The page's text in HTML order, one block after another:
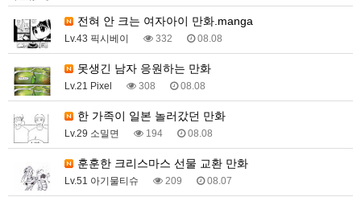
전혀 안 크는 여자아이 만화.manga
Lv.43 픽시베이 332 08.08
못생긴 남자 응원하는 만화
Lv.21 Pixel 308 08.08
한 가족이 일본 놀러갔던 만화
Lv.29 소밀면 194 08.08
훈훈한 크리스마스 선물 교환 만화
Lv.51 아기물티슈 209 08.07